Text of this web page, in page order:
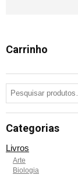
Carrinho
Categorias
Livros
Arte
Biologia